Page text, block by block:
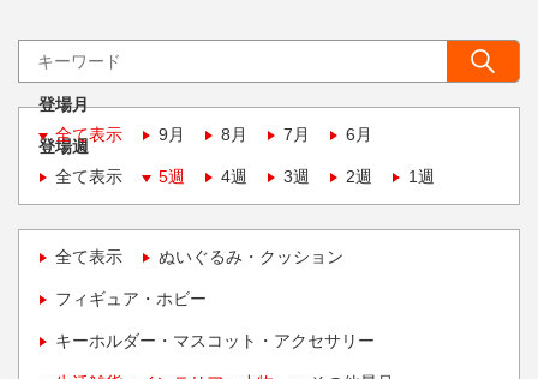
登場月
全て表示
9月 8月 7月 6月
登場週
全て表示
5週 4週 3週 2週 1週
全て表示 ぬいぐるみ・クッション
フィギュア・ホビー
キーホルダー・マスコット・アクセサリー